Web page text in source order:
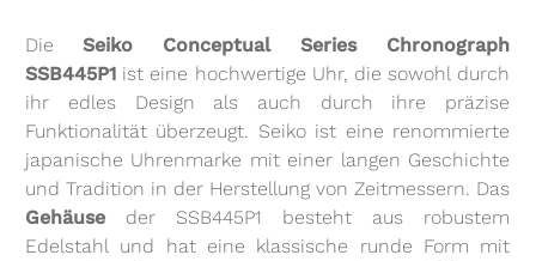
DieSeiko Conceptual Series Chronograph
SSB445P1 ist eine hochwertige Uhr, die sowohl durch
ihr edles Design als auch durch ihre präzise
Funktionalität überzeugt. Seiko ist eine renommierte
japanische Uhrenmarke mit einer langen Geschichte
und Tradition in der Herstellung von Zeitmessern. Das
Gehäuse der SSB445P1 besteht aus robustem
Edelstahl und hat eine klassische runde Form mit